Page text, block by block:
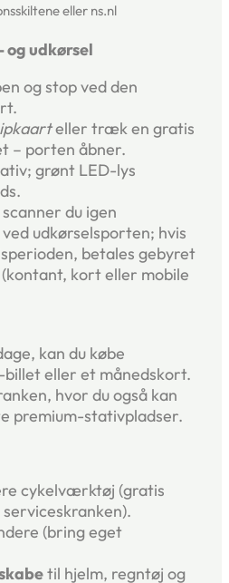
eller ns.nl
og udkørsel
og stop ved den
eller træk en gratis
– porten åbner.
grønt LED-lys
du igen
udkørselsporten; hvis
betales gebyret
kort eller mobile
kan du købe
billet eller et månedskort.
hvor du også kan
premium-stativpladser.
cykelværktøj (gratis
(bring eget
til hjelm, regntøj og